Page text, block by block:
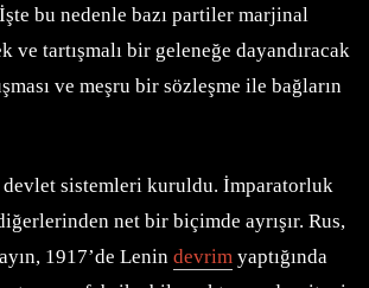
bu nedenle bazı partiler marjinal
tartışmalı bir geleneğe dayandıracak
ve meşru bir sözleşme ile bağların
devlet sistemleri kuruldu. İmparatorluk
net bir biçimde ayrışır. Rus,
1917’de Lenin devrim yaptığında